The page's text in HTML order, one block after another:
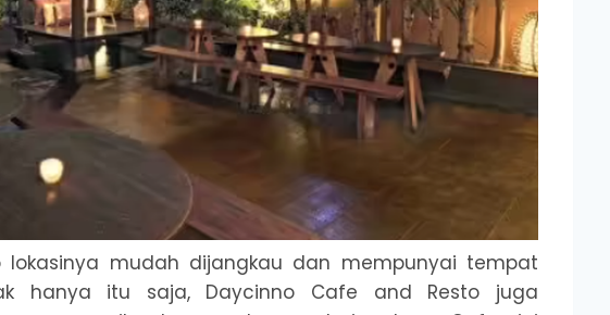
lokasinya mudah dijangkau dan mempunyai tempat
hanya itu saja, Daycinno Cafe and Resto juga